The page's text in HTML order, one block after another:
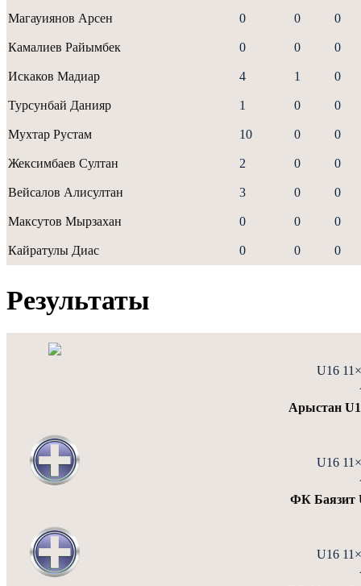
Магауиянов Арсен 0 0 0
Камалиев Райымбек 0 0 0
Искаков Мадиар 4 1 0
Турсунбай Данияр 1 0 0
Мухтар Рустам 10 0 0
Жексимбаев Султан 2 0 0
Вейсалов Алисултан 3 0 0
Максутов Мырзахан 0 0 0
Кайратулы Диас 0 0 0
Результаты
U16
Арыстан
U16
ФК Баязит
U16